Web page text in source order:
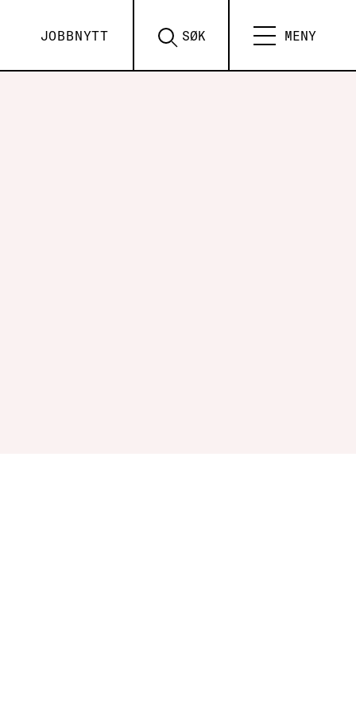
JOBBNYTT SØK MENY